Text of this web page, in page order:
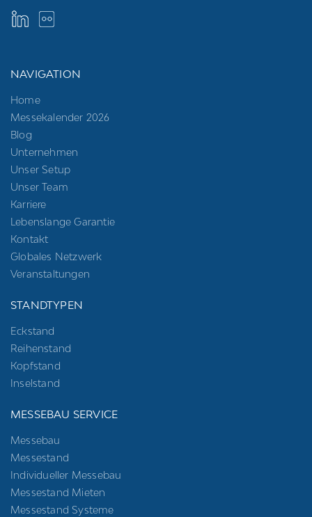
NAVIGATION
Home
Messekalender 2026
Blog
Unternehmen
Unser Setup
Unser Team
Karriere
Lebenslange Garantie
Kontakt
Globales Netzwerk
Veranstaltungen
STANDTYPEN
Eckstand
Reihenstand
Kopfstand
Inselstand
MESSEBAU SERVICE
Messebau
Messestand
Individueller Messebau
Messestand Mieten
Messestand Systeme